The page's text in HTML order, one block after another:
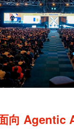
向 Agentic